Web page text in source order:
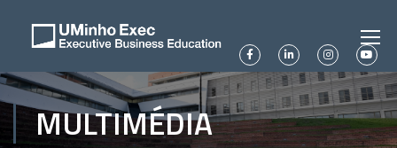
MULTIMÉDIA